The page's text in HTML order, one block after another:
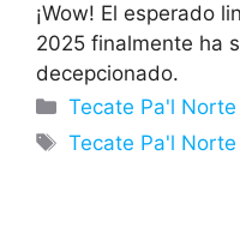
¡Wow! El esperado
2025 finalmente ha
decepcionado.
Categorías
Tecate Pa'l Norte
Etiquetas
Tecate Pa'l